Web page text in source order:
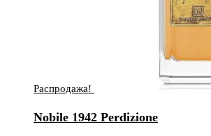
Распродажа!
Nobile 1942 Perdizione